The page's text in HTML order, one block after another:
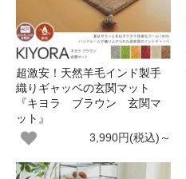
超激安！天然羊毛インド製手
織りギャッベの玄関マット
『キヨラ ブラウン 玄関マ
ット』
3,990円(税込)～